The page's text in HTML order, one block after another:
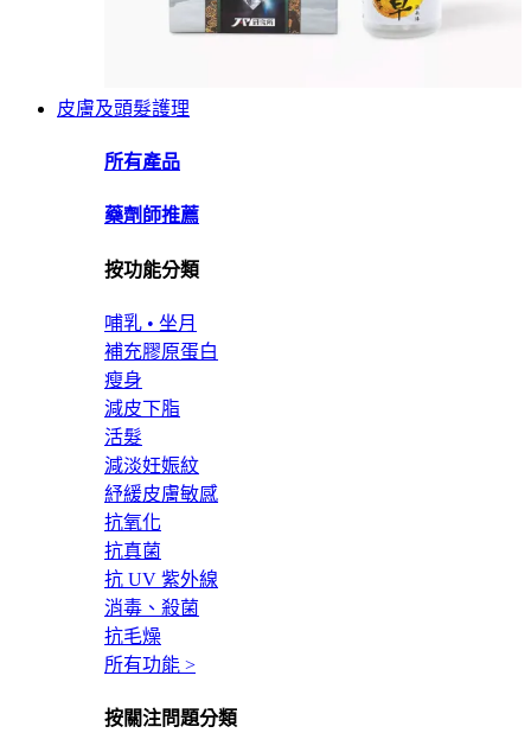
皮膚及頭髮護理
所有產品
藥劑師推薦
按功能分類
哺乳 • 坐月
補充膠原蛋白
瘦身
減皮下脂
活髮
減淡妊娠紋
紓緩皮膚敏感
抗氧化
抗真菌
抗 UV 紫外線
消毒、殺菌
抗毛燥
所有功能 >
按關注問題分類